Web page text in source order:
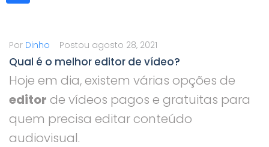
Por Dinho Postou agosto 28, 2021
Qual é o melhor editor de vídeo?
Hoje em dia, existem várias opções de
editor de vídeos pagos e gratuitas para
quem precisa editar conteúdo
audiovisual.